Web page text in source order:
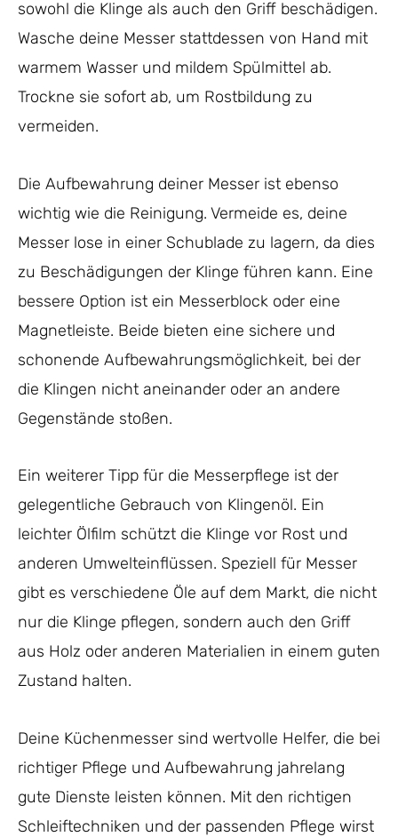
sowohl die Klinge als auch den Griff beschädigen.
Wasche deine Messer stattdessen von Hand mit
warmem Wasser und mildem Spülmittel ab.
Trockne sie sofort ab, um Rostbildung zu
vermeiden.
Die Aufbewahrung deiner Messer ist ebenso
wichtig wie die Reinigung. Vermeide es, deine
Messer lose in einer Schublade zu lagern, da dies
zu Beschädigungen der Klinge führen kann. Eine
bessere Option ist ein Messerblock oder eine
Magnetleiste. Beide bieten eine sichere und
schonende Aufbewahrungsmöglichkeit, bei der
die Klingen nicht aneinander oder an andere
Gegenstände stoßen.
Ein weiterer Tipp für die Messerpflege ist der
gelegentliche Gebrauch von Klingenöl. Ein
leichter Ölfilm schützt die Klinge vor Rost und
anderen Umwelteinflüssen. Speziell für Messer
gibt es verschiedene Öle auf dem Markt, die nicht
nur die Klinge pflegen, sondern auch den Griff
aus Holz oder anderen Materialien in einem guten
Zustand halten.
Deine Küchenmesser sind wertvolle Helfer, die bei
richtiger Pflege und Aufbewahrung jahrelang
gute Dienste leisten können. Mit den richtigen
Schleiftechniken und der passenden Pflege wirst